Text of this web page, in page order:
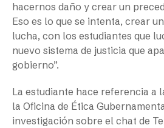
hacernos daño y crear un
Eso es lo que se intenta, crear
lucha, con los estudiantes que
nuevo sistema de justicia que
gobierno”.
La estudiante hace referencia a
la Oficina de Ética
investigación sobre el chat de